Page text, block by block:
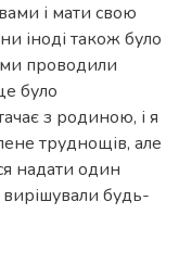
і мати свою
іноді також було
проводили
було
з родиною, і я
труднощів, але
надати один
будь-